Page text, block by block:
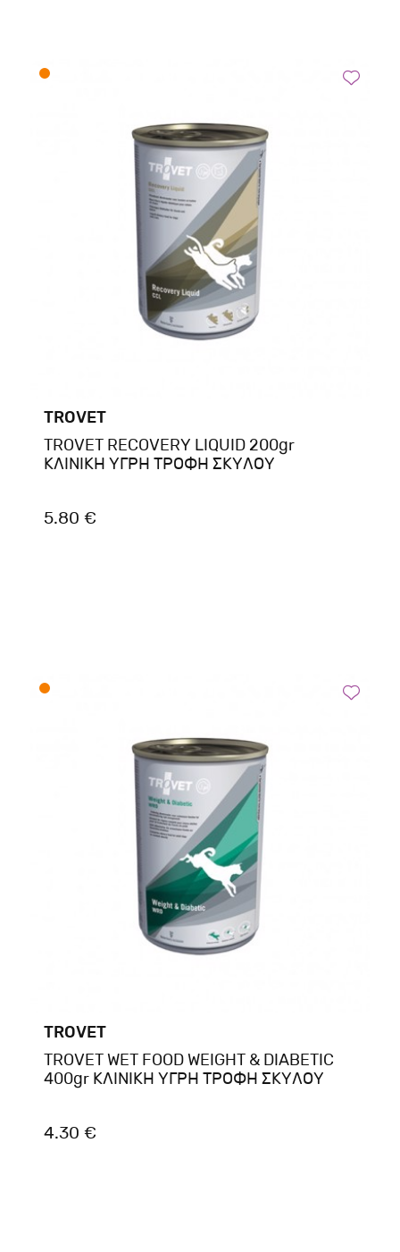
TROVET
TROVET RECOVERY LIQUID 200gr
ΚΛΙΝΙΚΗ ΥΓΡΗ ΤΡΟΦΗ ΣΚΥΛΟΥ
5.80 €
TROVET
TROVET WET FOOD WEIGHT & DIABETIC
400gr ΚΛΙΝΙΚΗ ΥΓΡΗ ΤΡΟΦΗ ΣΚΥΛΟΥ
4.30 €